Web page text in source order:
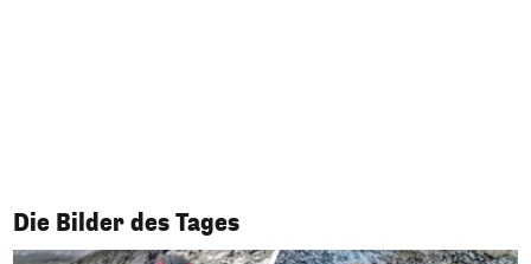
Die Bilder des Tages
1/50